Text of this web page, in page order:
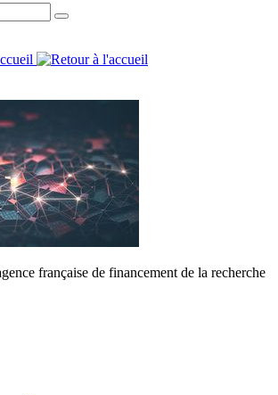
française de financement de la recherche